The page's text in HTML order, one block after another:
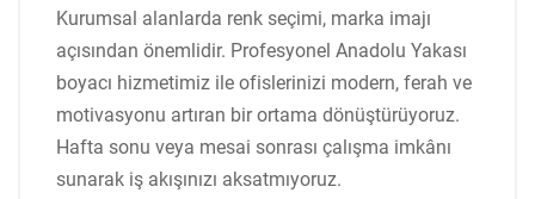
Kurumsal alanlarda renk seçimi, marka imajı
açısından önemlidir. Profesyonel Anadolu Yakası
boyacı hizmetimiz ile ofislerinizi modern, ferah ve
motivasyonu artıran bir ortama dönüştürüyoruz.
Hafta sonu veya mesai sonrası çalışma imkânı
sunarak iş akışınızı aksatmıyoruz.